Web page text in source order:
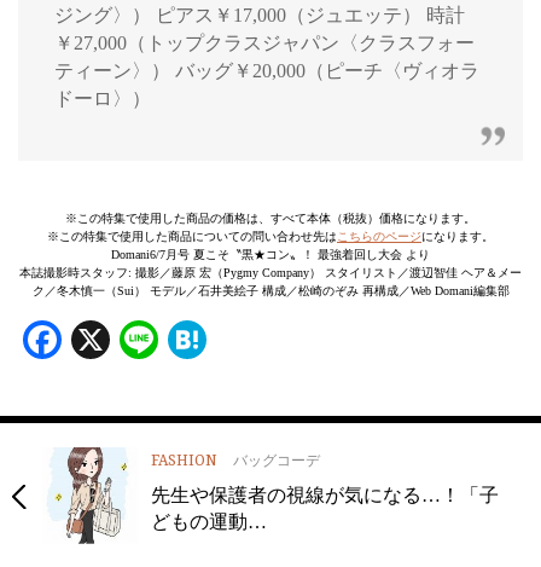
ジング〉） ピアス￥17,000（ジュエッテ） 時計
￥27,000（トップクラスジャパン〈クラスフォー
ティーン〉） バッグ￥20,000（ピーチ〈ヴィオラ
ドーロ〉）
※この特集で使用した商品の価格は、すべて本体（税抜）価格になります。
※この特集で使用した商品についての問い合わせ先は こちらのページになります。
Domani6/7月号 夏こそ〝黒★コン〟！ 最強着回し大会 より
本誌撮影時スタッフ: 撮影／藤原 宏（Pygmy Company） スタイリスト／渡辺智佳 ヘア＆メー
ク／冬木慎一（Sui） モデル／石井美絵子 構成／松崎のぞみ 再構成／Web Domani編集部
Facebook
X Line
FASHION バッグコーデ
先生や保護者の視線が気になる…！「子
どもの運動…